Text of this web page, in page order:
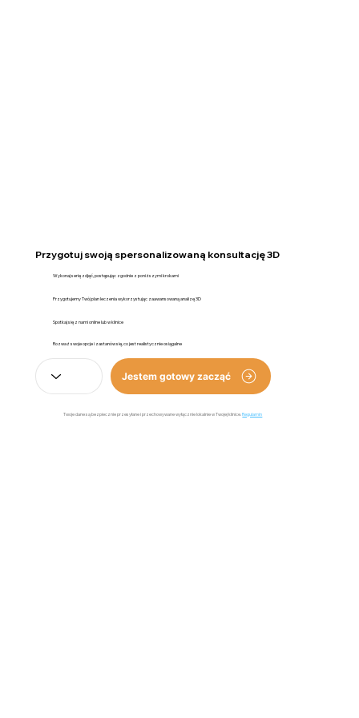
Przygotuj swoją spersonalizowaną konsultację 3D
Wykonaj serię zdjęć, postępując zgodnie z poniższymi krokami
Przygotujemy Twój plan leczenia wykorzystując zaawansowaną analizę 3D
Spotkaj się z nami online lub w klinice
Rozważ swoje opcje i zastanów się, co jest realistycznie osiągalne
Jestem gotowy zacząć
Twoje dane są bezpiecznie przesyłane i przechowywane wyłącznie lokalnie w Twojej klinice. Regulamin